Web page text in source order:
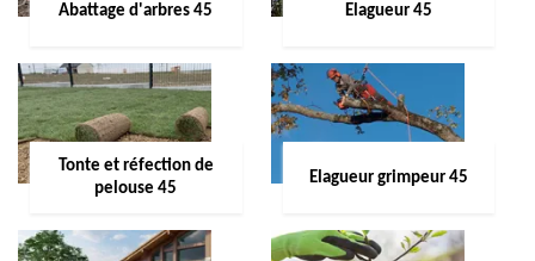
Abattage d'arbres 45 Elagueur 45
Tonte et réfection de
pelouse 45
Elagueur grimpeur 45